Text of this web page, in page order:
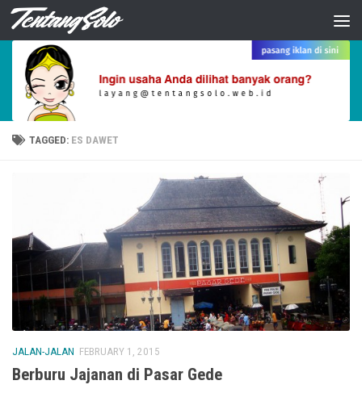
Skip to content
TAGGED: ES DAWET
JALAN-JALAN FEBRUARY 1, 2015
Berburu Jajanan di Pasar Gede